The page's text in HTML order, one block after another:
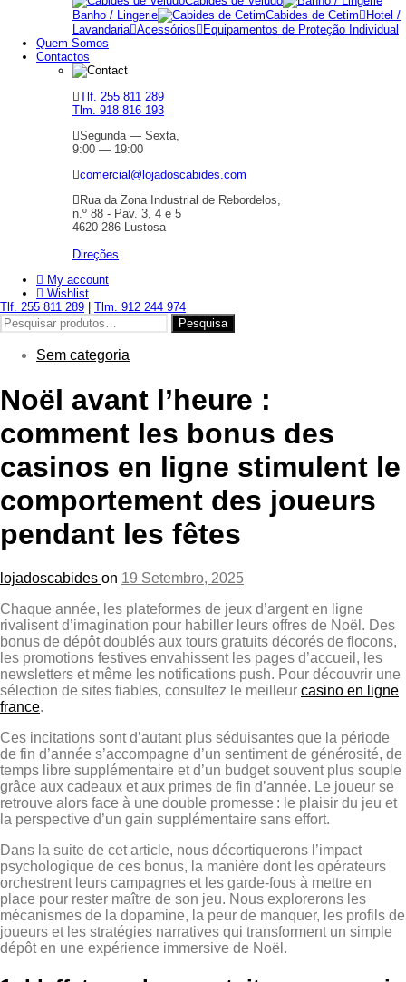
Banho / Lingerie
Cabides de Cetim
Hotel /
Lavandaria Acessórios
Equipamentos de Proteção Individual
Quem Somos
Contactos
Tlf. 255 811 289
Tlm. 918 816 193
Segunda — Sexta,
9:00 — 19:00
comercial@lojadoscabides.com
Rua da Zona Industrial de Rebordelos,
n.º 88 - Pav. 3, 4 e 5
4620-286 Lustosa
Direções
My account
Wishlist
Tlf. 255 811 289
Tlm. 912 244 974
Pesquisar
por:
Pesquisa
Sem categoria
Noël avant l’heure :
comment les bonus des
casinos en ligne stimulent le
comportement des joueurs
pendant les fêtes
lojadoscabides on 19 Setembro, 2025
Chaque année, les plateformes de jeux d’argent en ligne
rivalisent d’imagination pour habiller leurs offres de Noël. Des
bonus de dépôt doublés aux tours gratuits décorés de flocons,
les promotions festives envahissent les pages d’accueil, les
newsletters et même les notifications push. Pour découvrir une
sélection de sites fiables, consultez le meilleur casino en ligne
france.
Ces incitations sont d’autant plus séduisantes que la période
de fin d’année s’accompagne d’un sentiment de générosité, de
temps libre supplémentaire et d’un budget souvent plus souple
grâce aux cadeaux et aux primes de fin d’année. Le joueur se
retrouve alors face à une double promesse : le plaisir du jeu et
la perspective d’un gain supplémentaire sans effort.
Dans la suite de cet article, nous décortiquerons l’impact
psychologique de ces bonus, la manière dont les opérateurs
orchestrent leurs campagnes et les garde‑fous à mettre en
place pour rester maître de son jeu. Nous explorerons les
mécanismes de la dopamine, la peur de manquer, les profils de
joueurs et les stratégies narratives qui transforment un simple
dépôt en une expérience immersive de Noël.